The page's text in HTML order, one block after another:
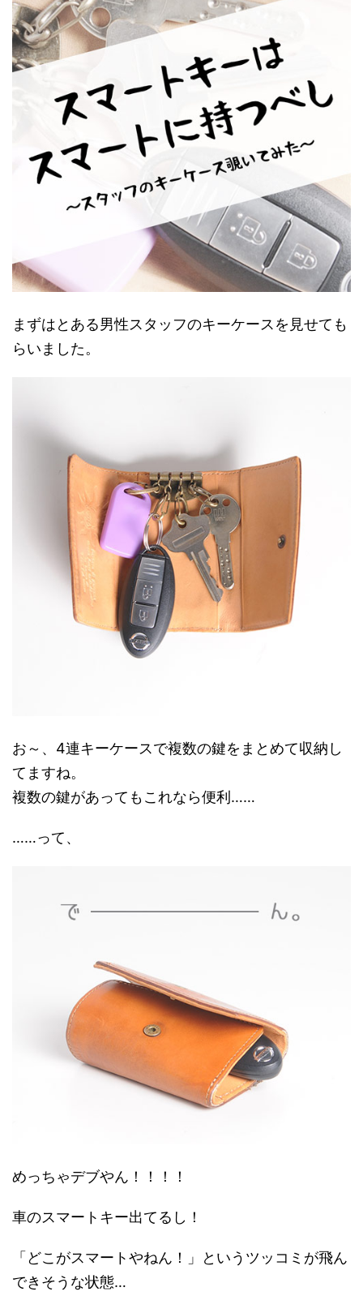
まずはとある男性スタッフのキーケースを見せても
らいました。
お～、4連キーケースで複数の鍵をまとめて収納し
てますね。
複数の鍵があってもこれなら便利……
……って、
めっちゃデブやん！！！！
車のスマートキー出てるし！
「どこがスマートやねん！」というツッコミが飛ん
できそうな状態…